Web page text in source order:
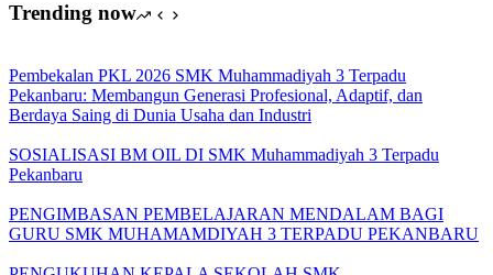
Trending now
Pembekalan PKL 2026 SMK Muhammadiyah 3 Terpadu
Pekanbaru: Membangun Generasi Profesional, Adaptif, dan
Berdaya Saing di Dunia Usaha dan Industri
SOSIALISASI BM OIL DI SMK Muhammadiyah 3 Terpadu
Pekanbaru
PENGIMBASAN PEMBELAJARAN MENDALAM BAGI
GURU SMK MUHAMAMDIYAH 3 TERPADU PEKANBARU